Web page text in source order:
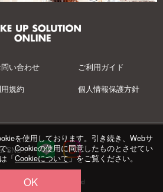
い合わせ ご利用ガイド
規約 個人情報保護方針
SNS：
堂 Co.,Ltd.All Rights Reserved
を使用しております。引き続き、Webサ
、Cookieの使用に同意したものとさせてい
「Cookieについて」をご覧ください。
OK